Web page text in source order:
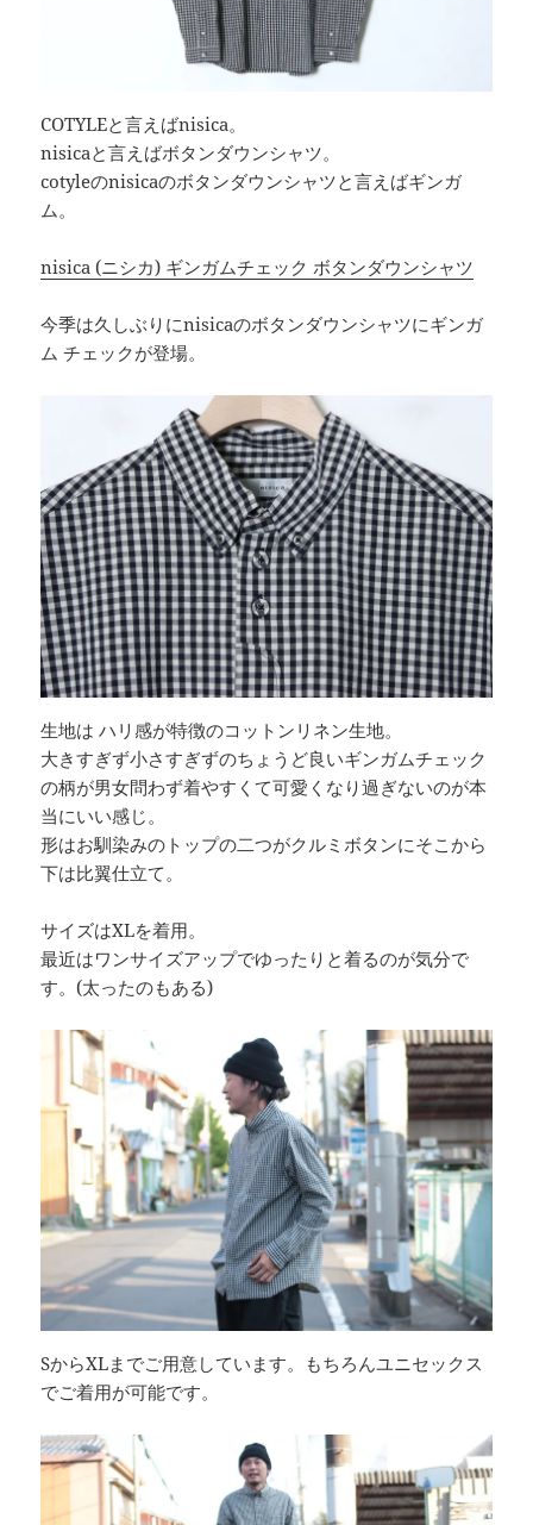
COTYLEと言えばnisica。
nisicaと言えばボタンダウンシャツ。
cotyleのnisicaのボタンダウンシャツと言えばギンガ
ム。
nisica (ニシカ) ギンガムチェック ボタンダウンシャツ
今季は久しぶりにnisicaのボタンダウンシャツにギンガ
ム チェックが登場。
生地は ハリ感が特徴のコットンリネン生地。
大きすぎず小さすぎずのちょうど良いギンガムチェック
の柄が男女問わず着やすくて可愛くなり過ぎないのが本
当にいい感じ。
形はお馴染みのトップの二つがクルミボタンにそこから
下は比翼仕立て。
サイズはXLを着用。
最近はワンサイズアップでゆったりと着るのが気分で
す。(太ったのもある)
SからXLまでご用意しています。もちろんユニセックス
でご着用が可能です。